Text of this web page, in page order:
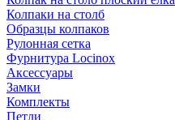
Колпаки на столб
Образцы колпаков
Рулонная сетка
Фурнитура Locinox
Аксессуары
Замки
Комплекты
Петли